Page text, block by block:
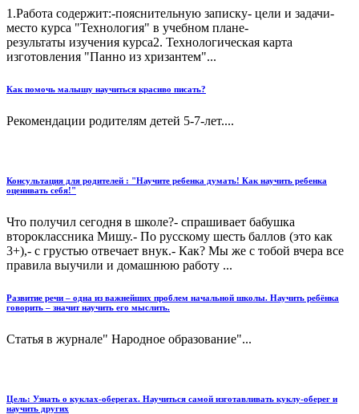
1.Работа содержит:-пояснительную записку- цели и задачи-
место курса "Технология" в учебном плане-
результаты изучения курса2. Технологическая карта
изготовления "Панно из хризантем"...
Как помочь малышу научиться красиво писать?
Рекомендации родителям детей 5-7-лет....
Консультация для родителей : "Научите ребенка думать! Как научить ребенка
оценивать себя!"
Что получил сегодня в школе?- спрашивает бабушка
второклассника Мишу.- По русскому шесть баллов (это как
3+),- с грустью отвечает внук.- Как? Мы же с тобой вчера все
правила выучили и домашнюю работу ...
Развитие речи – одна из важнейших проблем начальной школы. Научить ребёнка
говорить – значит научить его мыслить.
Статья в журнале" Народное образование"...
Цель: Узнать о куклах-оберегах. Научиться самой изготавливать куклу-оберег и
научить других